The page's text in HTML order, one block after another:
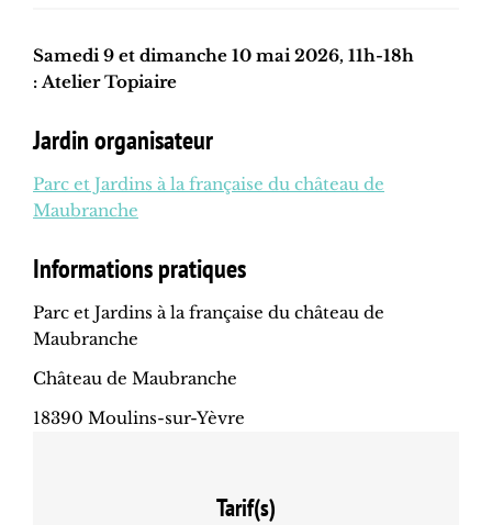
Samedi 9 et dimanche 10 mai 2026, 11h-18h
: Atelier Topiaire
Jardin organisateur
Parc et Jardins à la française du château de
Maubranche
Informations pratiques
Parc et Jardins à la française du château de
Maubranche
Château de Maubranche
18390 Moulins-sur-Yèvre
Tarif(s)